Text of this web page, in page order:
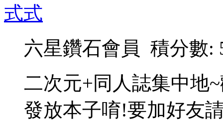
式式
六星鑽石會員 積分數:
二次元+同人誌集中地
發放本子唷!要加好友